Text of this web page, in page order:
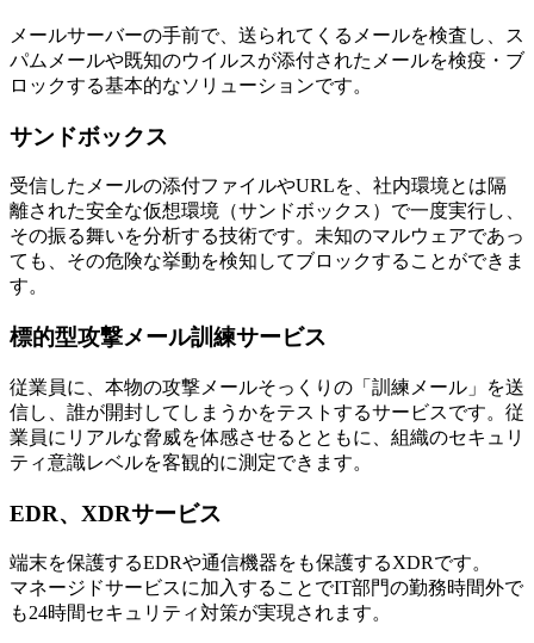
メールサーバーの手前で、送られてくるメールを検査し、ス
パムメールや既知のウイルスが添付されたメールを検疫・ブ
ロックする基本的なソリューションです。
サンドボックス
受信したメールの添付ファイルやURLを、社内環境とは隔
離された安全な仮想環境（サンドボックス）で一度実行し、
その振る舞いを分析する技術です。未知のマルウェアであっ
ても、その危険な挙動を検知してブロックすることができま
す。
標的型攻撃メール訓練サービス
従業員に、本物の攻撃メールそっくりの「訓練メール」を送
信し、誰が開封してしまうかをテストするサービスです。従
業員にリアルな脅威を体感させるとともに、組織のセキュリ
ティ意識レベルを客観的に測定できます。
EDR、XDRサービス
端末を保護するEDRや通信機器をも保護するXDRです。
マネージドサービスに加入することでIT部門の勤務時間外で
も24時間セキュリティ対策が実現されます。